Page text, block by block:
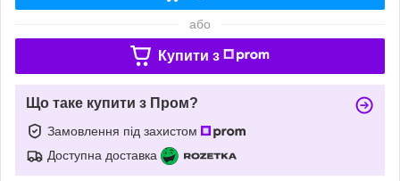
або
Купити з
Що таке купити з Пром?
Замовлення під захистом
Доступна доставка